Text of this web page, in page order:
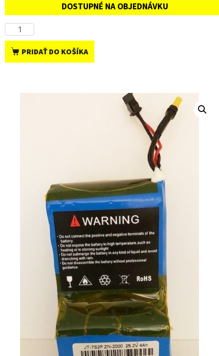
DOSTUPNÉ NA OBJEDNÁVKU
PRIDAŤ DO KOŠÍKA